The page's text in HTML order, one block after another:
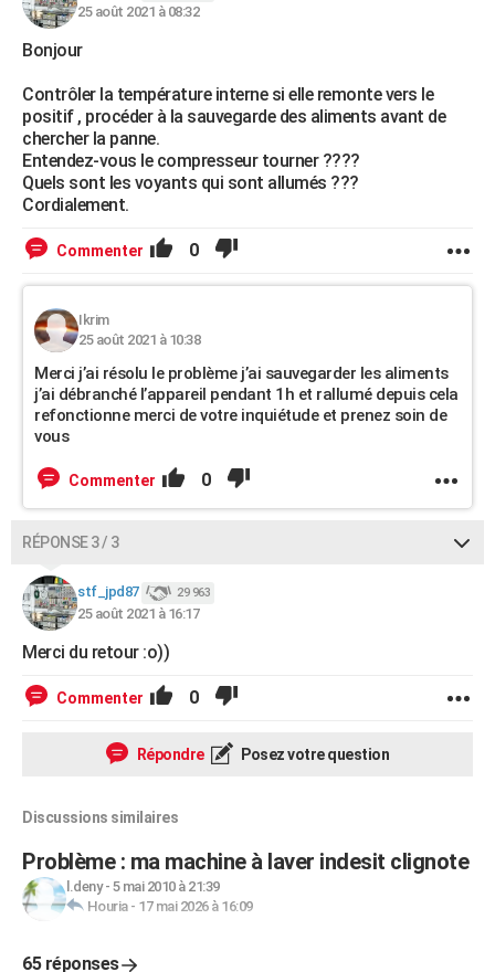
25 août 2021 à 08:32
Bonjour
Contrôler la température interne si elle remonte vers le
positif , procéder à la sauvegarde des aliments avant de
chercher la panne.
Entendez-vous le compresseur tourner ????
Quels sont les voyants qui sont allumés ???
Cordialement.
Commenter 0
Ikrim
25 août 2021 à 10:38
Merci j’ai résolu le problème j’ai sauvegarder les aliments
j’ai débranché l’appareil pendant 1h et rallumé depuis cela
refonctionne merci de votre inquiétude et prenez soin de
vous
Commenter 0
RÉPONSE 3 / 3
stf_jpd87 29 963
25 août 2021 à 16:17
Merci du retour :o))
Commenter 0
Répondre Posez votre question
Discussions similaires
Problème : ma machine à laver indesit clignote
l.deny- 5 mai 2010 à 21:39
Houria- 17 mai 2026 à 16:09
65 réponses